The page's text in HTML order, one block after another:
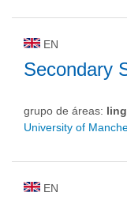
EN
Secondary
grupo de áreas:
University of
EN